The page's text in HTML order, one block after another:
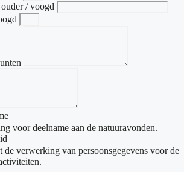
/ voogd
voor deelname aan de natuuravonden.
de verwerking van persoonsgegevens voor de